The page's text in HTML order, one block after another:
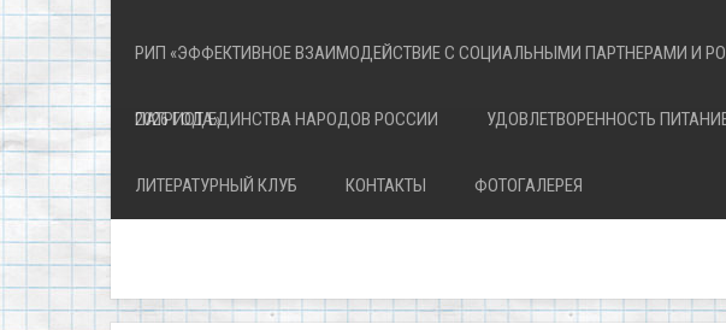
РИП «ЭФФЕКТИВНОЕ ВЗАИМОДЕЙСТВИЕ С СОЦИАЛЬНЫМИ ПАРТНЕРАМИ И
ПАТРИОТА»
2026 ГОД ЕДИНСТВА НАРОДОВ РОССИИ УДОВЛЕТВОРЕННОСТЬ
ЛИТЕРАТУРНЫЙ КЛУБ КОНТАКТЫ ФОТОГАЛЕРЕЯ